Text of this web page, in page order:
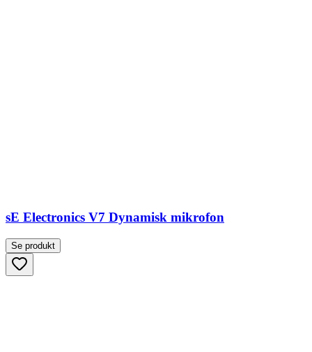
sE Electronics V7 Dynamisk mikrofon
Se produkt